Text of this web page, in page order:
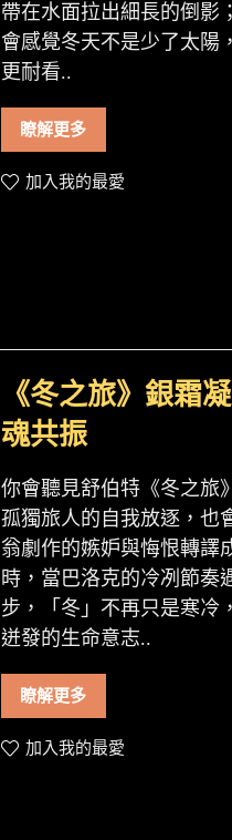
帶在水面拉出細長的倒影
會感覺冬天不是少了太陽
更耐看..
瞭解更多
加入我的最愛
《冬之旅》銀霜
魂共振
你會聽見舒伯特《冬之旅
孤獨旅人的自我放逐，也
翁劇作的嫉妒與悔恨轉譯
時，當巴洛克的冷冽節奏
步，「冬」不再只是寒冷
迸發的生命意志..
瞭解更多
加入我的最愛